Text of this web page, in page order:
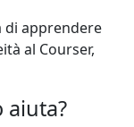
di apprendere
al Courser,
aiuta?